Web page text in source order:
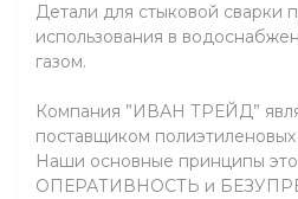
Детали для стыковой сварки
использования в
газом.
Компания ”ИВАН ТРЕЙД”
поставщиком
Наши основные принципы
ОПЕРАТИВНОСТЬ и